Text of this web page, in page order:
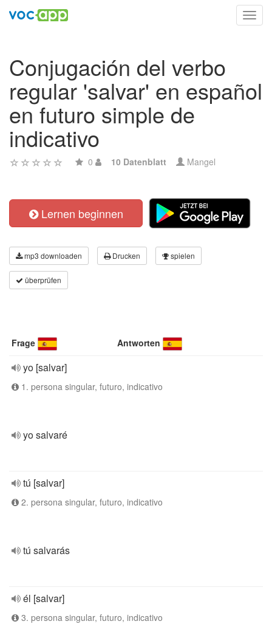
Conjugación del verbo
regular 'salvar' en español
en futuro simple de
indicativo
0 10 Datenblatt Mangel
Lernen beginnen
mp3 downloaden Drucken spielen
überprüfen
Frage Antworten
yo [salvar]
1. persona singular, futuro, indicativo
yo salvaré
tú [salvar]
2. persona singular, futuro, indicativo
tú salvarás
él [salvar]
3. persona singular, futuro, indicativo